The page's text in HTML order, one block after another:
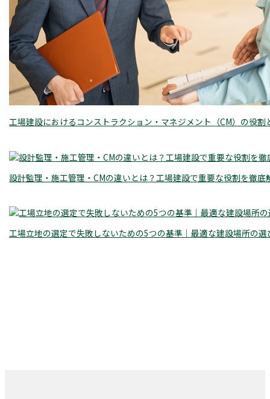
工場建設におけるコンストラクション・マネジメント（CM）の役割
設計監理・施工管理・CMの違いとは？工場建設で重要な役割を徹底
工場立地の選定で失敗しないための5つの基準｜最適な建設場所の